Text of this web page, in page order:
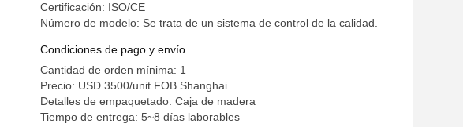
Certificación: ISO/CE
Número de modelo: Se trata de un sistema de control de la calidad.
Condiciones de pago y envío
Cantidad de orden mínima: 1
Precio: USD 3500/unit FOB Shanghai
Detalles de empaquetado: Caja de madera
Tiempo de entrega: 5~8 días laborables